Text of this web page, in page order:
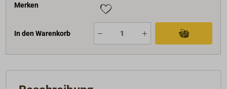
Merken
In den Warenkorb